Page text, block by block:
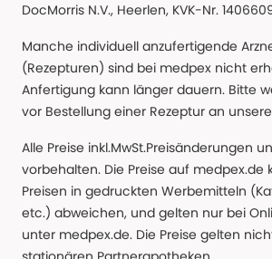
DocMorris N.V., Heerlen, KVK-Nr.
Manche individuell anzufertigende
(Rezepturen) sind bei medpex nicht
Anfertigung kann länger dauern. Bitte
vor Bestellung einer Rezeptur an
Alle Preise inkl.MwSt.Preisänderungen
vorbehalten. Die Preise auf medpex.de
Preisen in gedruckten Werbemitteln
etc.) abweichen, und gelten nur bei
unter medpex.de. Die Preise gelten